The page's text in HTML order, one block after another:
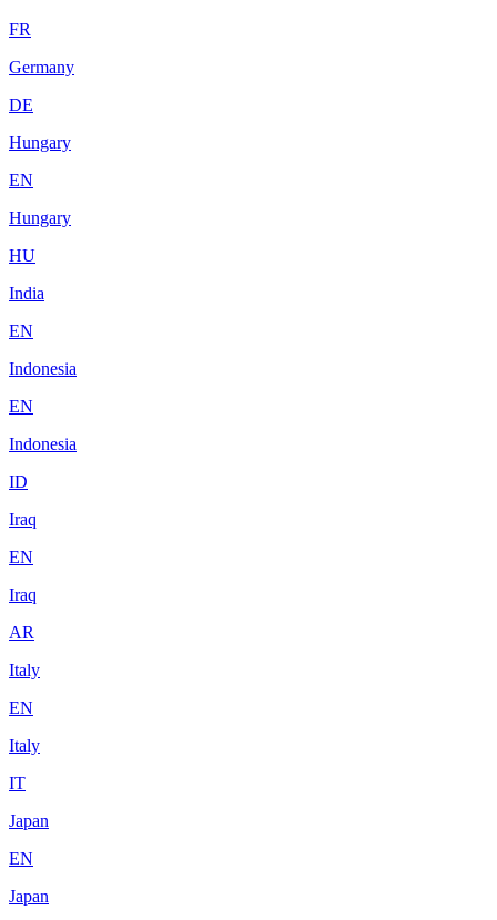
FR
Germany
DE
Hungary
EN
Hungary
HU
India
EN
Indonesia
EN
Indonesia
ID
Iraq
EN
Iraq
AR
Italy
EN
Italy
IT
Japan
EN
Japan